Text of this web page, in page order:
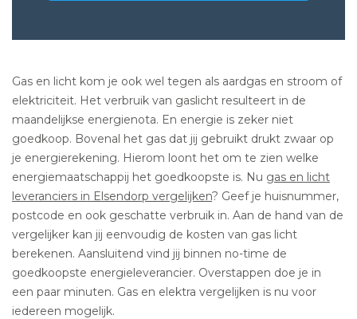
Gas en licht kom je ook wel tegen als aardgas en stroom of
elektriciteit. Het verbruik van gaslicht resulteert in de
maandelijkse energienota. En energie is zeker niet
goedkoop. Bovenal het gas dat jij gebruikt drukt zwaar op
je energierekening. Hierom loont het om te zien welke
energiemaatschappij het goedkoopste is. Nu gas en licht
leveranciers in Elsendorp vergelijken? Geef je huisnummer,
postcode en ook geschatte verbruik in. Aan de hand van de
vergelijker kan jij eenvoudig de kosten van gas licht
berekenen. Aansluitend vind jij binnen no-time de
goedkoopste energieleverancier. Overstappen doe je in
een paar minuten. Gas en elektra vergelijken is nu voor
iedereen mogelijk.